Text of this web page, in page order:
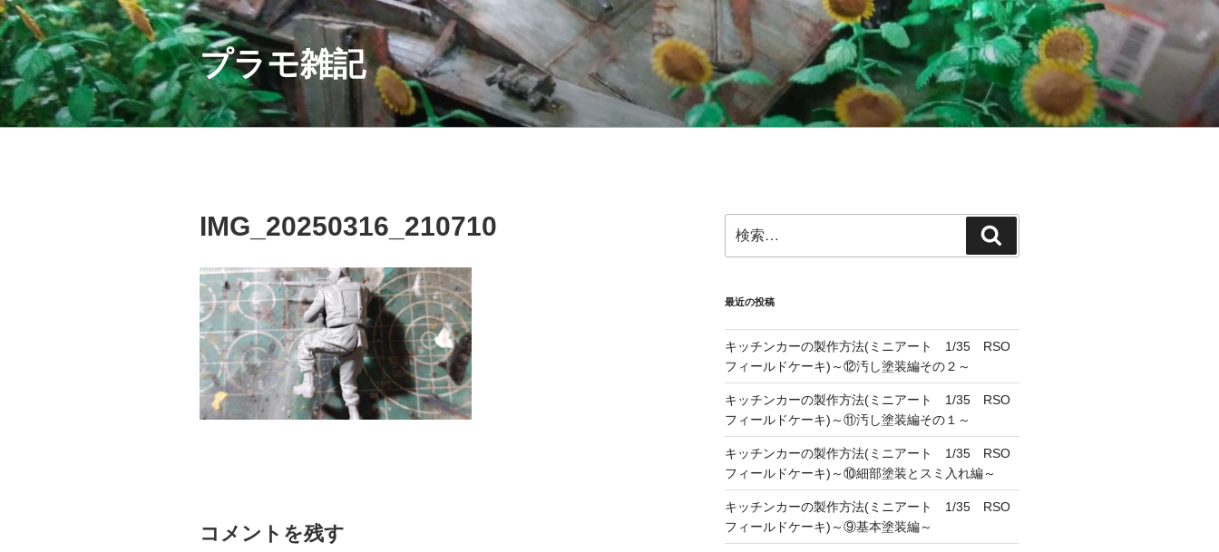
コ
ン
テ
ン
ツ
へ
プラモ雑記
IMG_20250316_210710
コメントを残す
索:
索
最近の投稿
キッチンカーの製作方法(ミニアート 1/35 RSO
フィールドケーキ)～⑫汚し塗装編その２～
キッチンカーの製作方法(ミニアート 1/35 RSO
フィールドケーキ)～⑪汚し塗装編その１～
キッチンカーの製作方法(ミニアート 1/35 RSO
フィールドケーキ)～⑩細部塗装とスミ入れ編～
キッチンカーの製作方法(ミニアート 1/35 RSO
フィールドケーキ)～⑨基本塗装編～